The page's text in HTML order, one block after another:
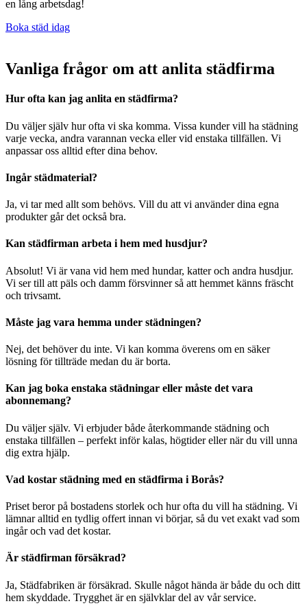
en lång arbetsdag!
Boka städ idag
Vanliga frågor om att anlita städfirma
Hur ofta kan jag anlita en städfirma?
Du väljer själv hur ofta vi ska komma. Vissa kunder vill ha städning
varje vecka, andra varannan vecka eller vid enstaka tillfällen. Vi
anpassar oss alltid efter dina behov.
Ingår städmaterial?
Ja, vi tar med allt som behövs. Vill du att vi använder dina egna
produkter går det också bra.
Kan städfirman arbeta i hem med husdjur?
Absolut! Vi är vana vid hem med hundar, katter och andra husdjur.
Vi ser till att päls och damm försvinner så att hemmet känns fräscht
och trivsamt.
Måste jag vara hemma under städningen?
Nej, det behöver du inte. Vi kan komma överens om en säker
lösning för tillträde medan du är borta.
Kan jag boka enstaka städningar eller måste det vara
abonnemang?
Du väljer själv. Vi erbjuder både återkommande städning och
enstaka tillfällen – perfekt inför kalas, högtider eller när du vill unna
dig extra hjälp.
Vad kostar städning med en städfirma i Borås?
Priset beror på bostadens storlek och hur ofta du vill ha städning. Vi
lämnar alltid en tydlig offert innan vi börjar, så du vet exakt vad som
ingår och vad det kostar.
Är städfirman försäkrad?
Ja, Städfabriken är försäkrad. Skulle något hända är både du och ditt
hem skyddade. Trygghet är en självklar del av vår service.